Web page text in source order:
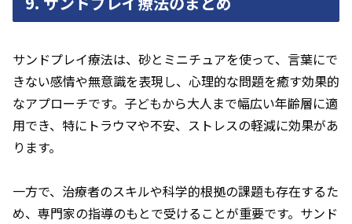
サンドプレイ療法は、砂とミニチュアを使って、言葉にで
きない感情や無意識を表現し、心理的な問題を癒す効果的
なアプローチです。子どもから大人まで幅広い年齢層に適
用でき、特にトラウマや不安、ストレスの軽減に効果があ
ります。
一方で、治療者のスキルや科学的根拠の課題も存在するた
め、専門家の指導のもとで受けることが重要です。サンド